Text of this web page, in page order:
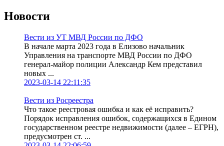
Новости
Вести из УТ МВД России по ДФО
В начале марта 2023 года в Елизово начальник
Управления на транспорте МВД России по ДФО
генерал-майор полиции Александр Кем представил
новых ...
2023-03-14 22:11:35
Вести из Росреестра
Что такое реестровая ошибка и как её исправить?
Порядок исправления ошибок, содержащихся в Едином
государственном реестре недвижимости (далее – ЕГРН),
предусмотрен ст. ...